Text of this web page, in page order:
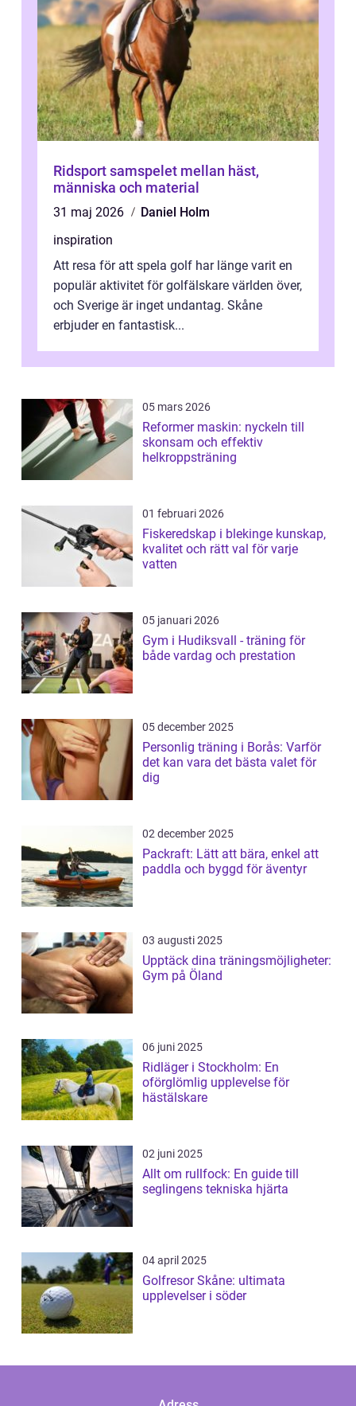
Ridsport samspelet mellan häst,
människa och material
31 maj 2026
Daniel Holm
inspiration
Att resa för att spela golf har länge varit en
populär aktivitet för golfälskare världen över,
och Sverige är inget undantag. Skåne
erbjuder en fantastisk...
05 mars 2026
Reformer maskin: nyckeln till
skonsam och effektiv
helkroppsträning
01 februari 2026
Fiskeredskap i blekinge kunskap,
kvalitet och rätt val för varje
vatten
05 januari 2026
Gym i Hudiksvall - träning för
både vardag och prestation
05 december 2025
Personlig träning i Borås: Varför
det kan vara det bästa valet för
dig
02 december 2025
Packraft: Lätt att bära, enkel att
paddla och byggd för äventyr
03 augusti 2025
Upptäck dina träningsmöjligheter:
Gym på Öland
06 juni 2025
Ridläger i Stockholm: En
oförglömlig upplevelse för
hästälskare
02 juni 2025
Allt om rullfock: En guide till
seglingens tekniska hjärta
04 april 2025
Golfresor Skåne: ultimata
upplevelser i söder